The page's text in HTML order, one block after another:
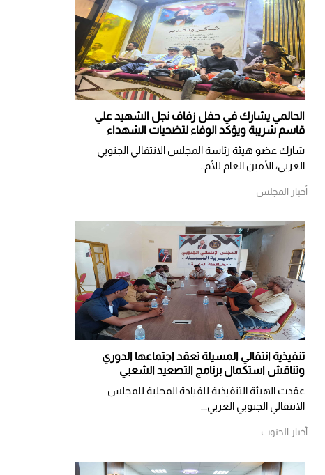
الحالمي يشارك في حفل زفاف نجل الشهيد علي
قاسم شريبة ويؤكد الوفاء لتضحيات الشهداء
شارك عضو هيئة رئاسة المجلس الانتقالي الجنوبي
العربي، الأمين العام للأم...
أخبار المجلس
تنفيذية انتقالي المسيلة تعقد اجتماعها الدوري
وتناقش استكمال برنامج التصعيد الشعبي
عقدت الهيئة التنفيذية للقيادة المحلية للمجلس
الانتقالي الجنوبي العربي...
أخبار الجنوب